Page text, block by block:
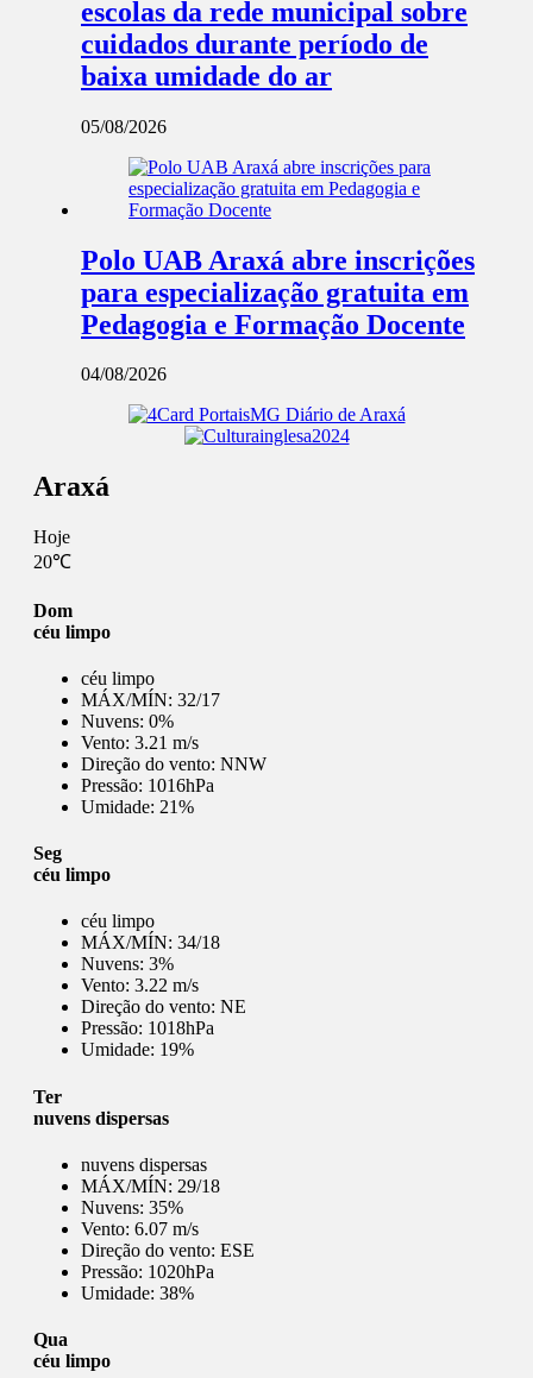
escolas da rede municipal sobre
cuidados durante período de
baixa umidade do ar
05/08/2026
Polo UAB Araxá abre inscrições
para especialização gratuita em
Pedagogia e Formação Docente
04/08/2026
Araxá
Hoje
20℃
Dom
céu limpo
céu limpo
MÁX/MÍN: 32/17
Nuvens: 0%
Vento: 3.21 m/s
Direção do vento: NNW
Pressão: 1016hPa
Umidade: 21%
Seg
céu limpo
céu limpo
MÁX/MÍN: 34/18
Nuvens: 3%
Vento: 3.22 m/s
Direção do vento: NE
Pressão: 1018hPa
Umidade: 19%
Ter
nuvens dispersas
nuvens dispersas
MÁX/MÍN: 29/18
Nuvens: 35%
Vento: 6.07 m/s
Direção do vento: ESE
Pressão: 1020hPa
Umidade: 38%
Qua
céu limpo